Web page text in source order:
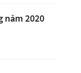
năm 2020